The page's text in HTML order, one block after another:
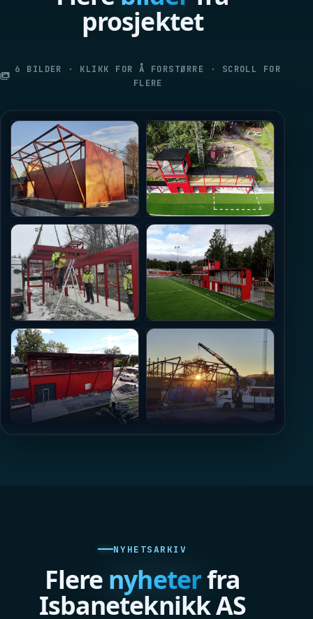
prosjektet
6 BILDER · KLIKK FOR Å FORSTØRRE · SCROLL FOR
FLERE
NYHETSARKIV
Flere nyheterfra
Isbaneteknikk AS